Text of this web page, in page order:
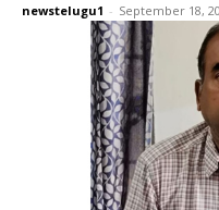
newstelugu1 - September 18,